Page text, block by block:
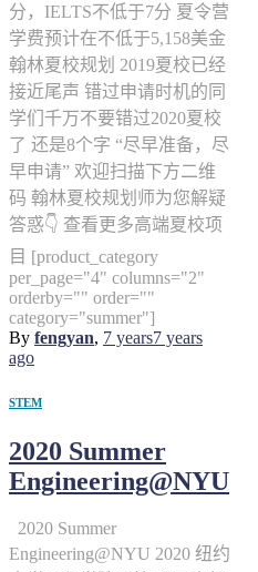
分，IELTS不低于7分 夏令营
学费预计在不低于5,158美金
翰林夏校规划 2019夏校已经
接近尾声 错过申请时机的同
学们千万不要错过2020夏校
了 还是8个字 “尽早准备，尽
早申请” 欢迎扫描下方二维
码 翰林夏校规划师为您解疑
答惑👇 查看更多高端夏校项
目 [product_category
per_page="4" columns="2"
orderby="" order=""
category="summer"]
By fengyan, 7 years7 years
ago
STEM
2020 Summer
Engineering@NYU
2020 Summer
Engineering@NYU 2020 纽约